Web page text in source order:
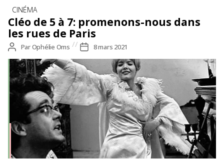
Catégories
CINÉMA
Cléo de 5 à 7: promenons-nous dans
les rues de Paris
Auteur
de
l’article
ParOphélie Oms
Date
de
l’article
8 mars 2021